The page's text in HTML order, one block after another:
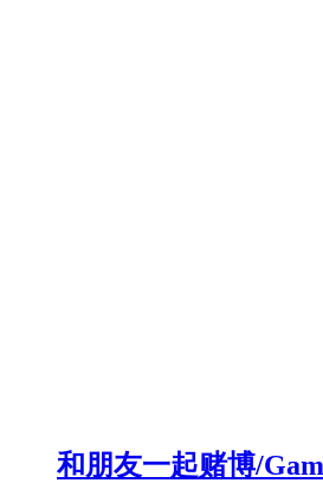
和朋友一起赌博/